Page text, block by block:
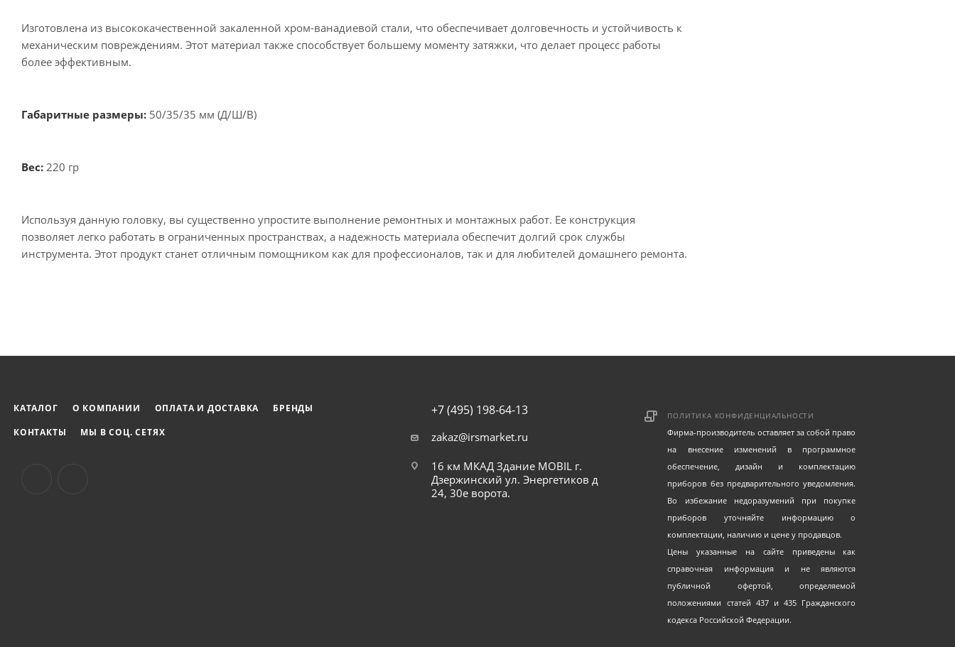
Изготовлена из высококачественной закаленной хром-ванадиевой стали, что обеспечивает долговечность и устойчивость к
механическим повреждениям. Этот материал также способствует большему моменту затяжки, что делает процесс работы
более эффективным.
Габаритные размеры: 50/35/35 мм (Д/Ш/В)
Вес: 220 гр
Используя данную головку, вы существенно упростите выполнение ремонтных и монтажных работ. Ее конструкция
позволяет легко работать в ограниченных пространствах, а надежность материала обеспечит долгий срок службы
инструмента. Этот продукт станет отличным помощником как для профессионалов, так и для любителей домашнего ремонта.
КАТАЛОГ О КОМПАНИИ ОПЛАТА И ДОСТАВКА
БРЕНДЫ
КОНТАКТЫ
МЫ В СОЦ. СЕТЯХ
+7 (495) 198-64-13
zakaz@irsmarket.ru
16 км МКАД Здание MOBIL г.
Дзержинский ул. Энергетиков д
24, 30е ворота.
ПОЛИТИКА КОНФИДЕНЦИАЛЬНОСТИ
Фирма-производитель оставляет за собой право
на внесение изменений в программное
обеспечение, дизайн и комплектацию
приборов без предварительного уведомления.
Во избежание недоразумений при покупке
приборов уточняйте информацию о
комплектации, наличию и цене у продавцов.
Цены указанные на сайте приведены как
справочная информация и не являются
публичной офертой, определяемой
положениями статей 437 и 435 Гражданского
кодекса Российской Федерации.